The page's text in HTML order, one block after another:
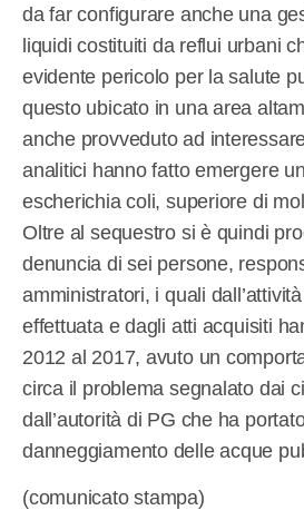
da far configurare anche una
liquidi costituiti da reflui urbani
evidente pericolo per la salute
questo ubicato in una area
anche provveduto ad
analitici hanno fatto emergere
escherichia coli, superiore di
Oltre al sequestro si è quindi
denuncia di sei persone,
amministratori, i quali
effettuata e dagli atti acquisiti
2012 al 2017, avuto un
circa il problema segnalato dai
dall’autorità di PG che ha
danneggiamento delle acque
(comunicato stampa)